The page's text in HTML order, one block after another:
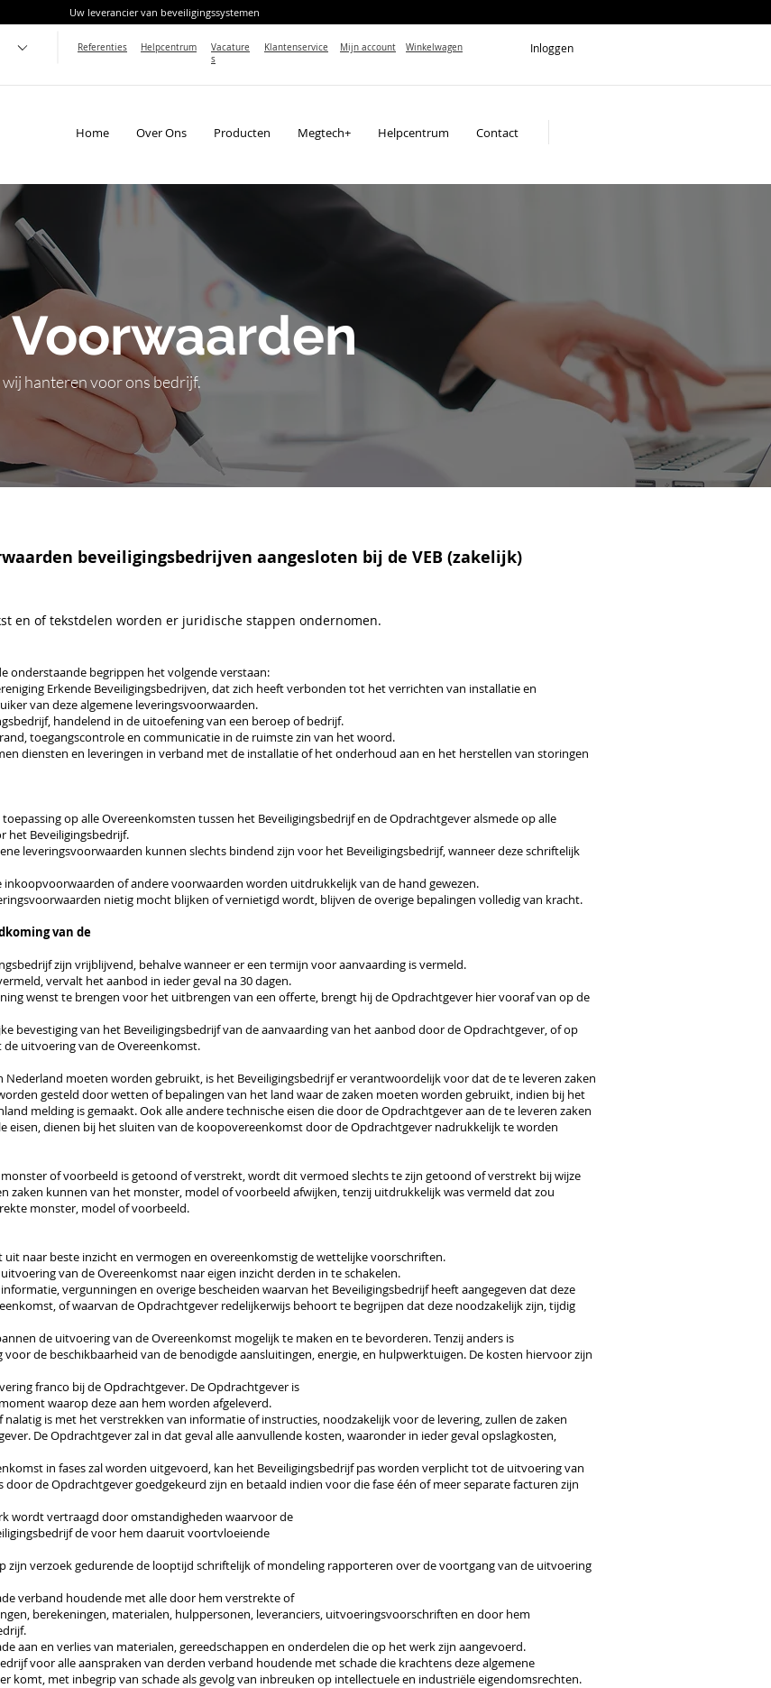
Uw leverancier van beveiligingssystemen
Referenties Helpcentrum
Vacature
s
Klantenservice Mijn account Winkelwagen Inloggen
Home Over Ons Producten Megtech+ Helpcentrum Contact
hanteren voor ons bedrijf.
beveiligingsbedrijven aangesloten bij de VEB (zakelijk)
en of tekstdelen worden er juridische stappen ondernomen.
onderstaande begrippen het volgende verstaan:
Erkende Beveiligingsbedrijven, dat zich heeft verbonden tot het verrichten van installatie en
van deze algemene leveringsvoorwaarden.
handelend in de uitoefening van een beroep of bedrijf.
toegangscontrole en communicatie in de ruimste zin van het woord.
diensten en leveringen in verband met de installatie of het onderhoud aan en het herstellen van storingen
op alle Overeenkomsten tussen het Beveiligingsbedrijf en de Opdrachtgever alsmede op alle
het Beveiligingsbedrijf.
leveringsvoorwaarden kunnen slechts bindend zijn voor het Beveiligingsbedrijf, wanneer deze schriftelijk
of andere voorwaarden worden uitdrukkelijk van de hand gewezen.
nietig mocht blijken of vernietigd wordt, blijven de overige bepalingen volledig van kracht.
van de
zijn vrijblijvend, behalve wanneer er een termijn voor aanvaarding is vermeld.
vervalt het aanbod in ieder geval na 30 dagen.
wenst te brengen voor het uitbrengen van een offerte, brengt hij de Opdrachtgever hier vooraf van op de
bevestiging van het Beveiligingsbedrijf van de aanvaarding van het aanbod door de Opdrachtgever, of op
uitvoering van de Overeenkomst.
moeten worden gebruikt, is het Beveiligingsbedrijf er verantwoordelijk voor dat de te leveren zaken
gesteld door wetten of bepalingen van het land waar de zaken moeten worden gebruikt, indien bij het
melding is gemaakt. Ook alle andere technische eisen die door de Opdrachtgever aan de te leveren zaken
eisen, dienen bij het sluiten van de koopovereenkomst door de Opdrachtgever nadrukkelijk te worden
of voorbeeld is getoond of verstrekt, wordt dit vermoed slechts te zijn getoond of verstrekt bij wijze
zaken kunnen van het monster, model of voorbeeld afwijken, tenzij uitdrukkelijk was vermeld dat zou
monster, model of voorbeeld.
naar beste inzicht en vermogen en overeenkomstig de wettelijke voorschriften.
van de Overeenkomst naar eigen inzicht derden in te schakelen.
vergunningen en overige bescheiden waarvan het Beveiligingsbedrijf heeft aangegeven dat deze
of waarvan de Opdrachtgever redelijkerwijs behoort te begrijpen dat deze noodzakelijk zijn, tijdig
de uitvoering van de Overeenkomst mogelijk te maken en te bevorderen. Tenzij anders is
de beschikbaarheid van de benodigde aansluitingen, energie, en hulpwerktuigen. De kosten hiervoor zijn
franco bij de Opdrachtgever. De Opdrachtgever is
waarop deze aan hem worden afgeleverd.
is met het verstrekken van informatie of instructies, noodzakelijk voor de levering, zullen de zaken
De Opdrachtgever zal in dat geval alle aanvullende kosten, waaronder in ieder geval opslagkosten,
in fases zal worden uitgevoerd, kan het Beveiligingsbedrijf pas worden verplicht tot de uitvoering van
door de Opdrachtgever goedgekeurd zijn en betaald indien voor die fase één of meer separate facturen zijn
wordt vertraagd door omstandigheden waarvoor de
de voor hem daaruit voortvloeiende
zijn verzoek gedurende de looptijd schriftelijk of mondeling rapporteren over de voortgang van de uitvoering
verband houdende met alle door hem verstrekte of
berekeningen, materialen, hulppersonen, leveranciers, uitvoeringsvoorschriften en door hem
aan en verlies van materialen, gereedschappen en onderdelen die op het werk zijn aangevoerd.
voor alle aanspraken van derden verband houdende met schade die krachtens deze algemene
komt, met inbegrip van schade als gevolg van inbreuken op intellectuele en industriële eigendomsrechten.